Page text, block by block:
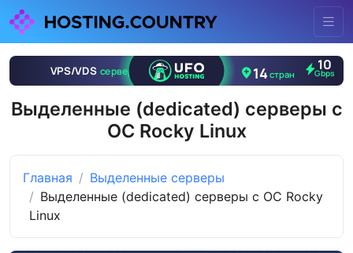
Выделенные (dedicated) серверы с
ОС Rocky Linux
Главная
Выделенные серверы
Выделенные (dedicated) серверы с ОС Rocky
Linux